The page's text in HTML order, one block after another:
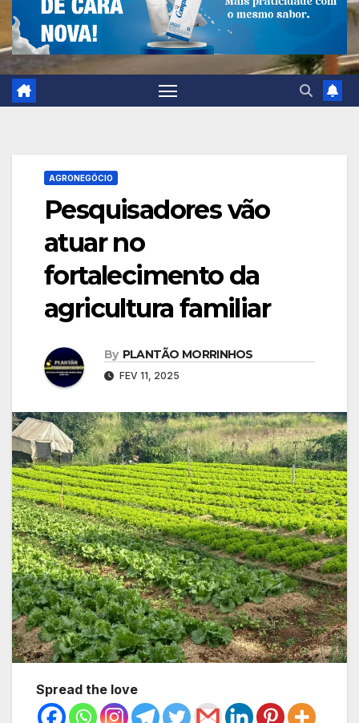
AGRONEGÓCIO
Pesquisadores vão
atuar no
fortalecimento da
agricultura familiar
By PLANTÃO MORRINHOS
FEV 11, 2025
Spread the love